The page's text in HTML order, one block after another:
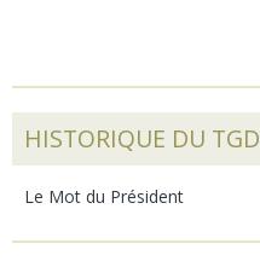
HISTORIQUE DU TGD
Le Mot du Président